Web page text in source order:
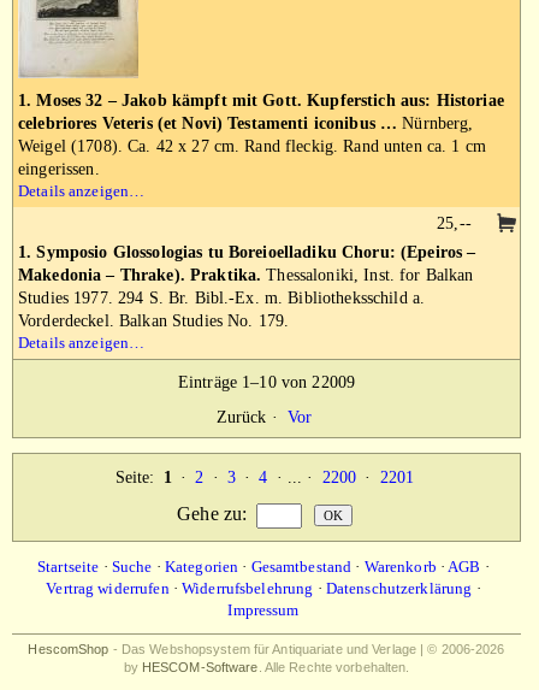
1. Moses 32 – Jakob kämpft mit Gott. Kupferstich aus: Historiae
celebriores Veteris (et Novi) Testamenti iconibus … Nürnberg,
Weigel (1708). Ca. 42 x 27 cm. Rand fleckig. Rand unten ca. 1 cm
eingerissen.
Details anzeigen…
1. Symposio Glossologias tu Boreioelladiku Choru: (Epeiros –
Makedonia – Thrake). Praktika. Thessaloniki, Inst. for Balkan
Studies 1977. 294 S. Br. Bibl.-Ex. m. Bibliotheksschild a.
Vorderdeckel. Balkan Studies No. 179.
Details anzeigen…
25,--
Einträge 1–10 von 22009
Zurück · Vor
Seite: 1 · 2 · 3 · 4 · ... · 2200 · 2201
Gehe zu:
Startseite · Suche · Kategorien · Gesamtbestand · Warenkorb ·AGB ·
Vertrag widerrufen·Widerrufsbelehrung · Datenschutzerklärung ·
Impressum
HescomShop - Das Webshopsystem für Antiquariate und Verlage | © 2006-2026
by HESCOM-Software . Alle Rechte vorbehalten.